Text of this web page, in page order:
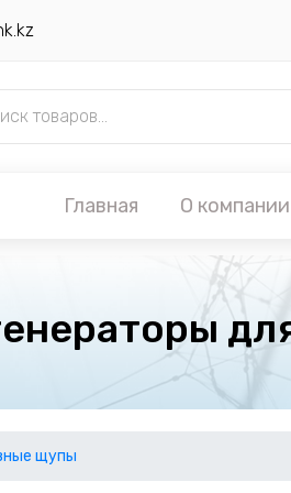
Главная О компании
щупы